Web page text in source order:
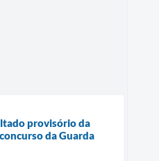
provisório da
da Guarda